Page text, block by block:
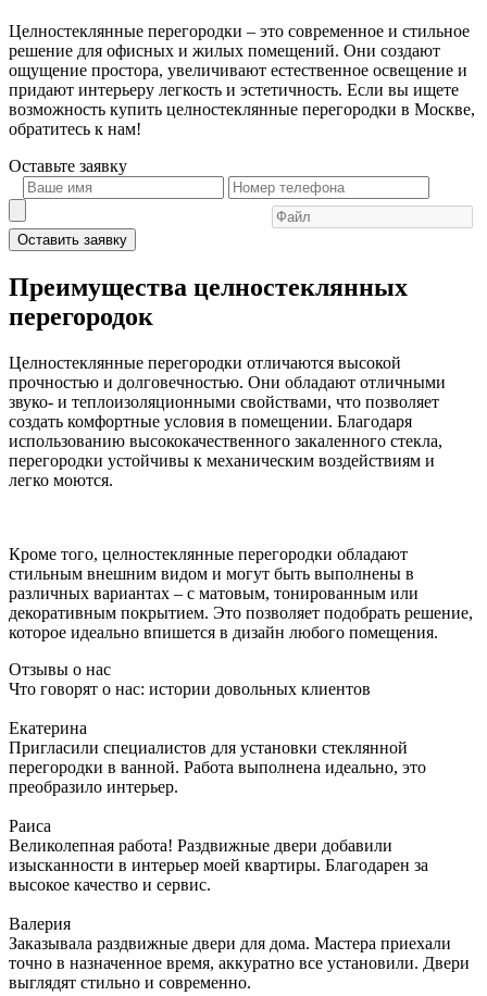
Целностеклянные перегородки – это современное и стильное
решение для офисных и жилых помещений. Они создают
ощущение простора, увеличивают естественное освещение и
придают интерьеру легкость и эстетичность. Если вы ищете
возможность купить целностеклянные перегородки в Москве,
обратитесь к нам!
Оставьте заявку
Оставить заявку
Преимущества целностеклянных
перегородок
Целностеклянные перегородки отличаются высокой
прочностью и долговечностью. Они обладают отличными
звуко- и теплоизоляционными свойствами, что позволяет
создать комфортные условия в помещении. Благодаря
использованию высококачественного закаленного стекла,
перегородки устойчивы к механическим воздействиям и
легко моются.
Кроме того, целностеклянные перегородки обладают
стильным внешним видом и могут быть выполнены в
различных вариантах – с матовым, тонированным или
декоративным покрытием. Это позволяет подобрать решение,
которое идеально впишется в дизайн любого помещения.
Отзывы о нас
Что говорят о нас: истории довольных клиентов
Екатерина
Пригласили специалистов для установки стеклянной
перегородки в ванной. Работа выполнена идеально, это
преобразило интерьер.
Раиса
Великолепная работа! Раздвижные двери добавили
изысканности в интерьер моей квартиры. Благодарен за
высокое качество и сервис.
Валерия
Заказывала раздвижные двери для дома. Мастера приехали
точно в назначенное время, аккуратно все установили. Двери
выглядят стильно и современно.